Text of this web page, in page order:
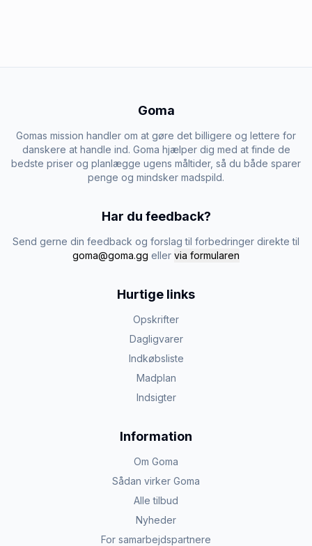
Goma
Gomas mission handler om at gøre det billigere og lettere for
danskere at handle ind. Goma hjælper dig med at finde de
bedste priser og planlægge ugens måltider, så du både sparer
penge og mindsker madspild.
Har du feedback?
Send gerne din feedback og forslag til forbedringer direkte til
goma@goma.gg eller via formularen
Hurtige links
Opskrifter
Dagligvarer
Indkøbsliste
Madplan
Indsigter
Information
Om Goma
Sådan virker Goma
Alle tilbud
Nyheder
For samarbejdspartnere